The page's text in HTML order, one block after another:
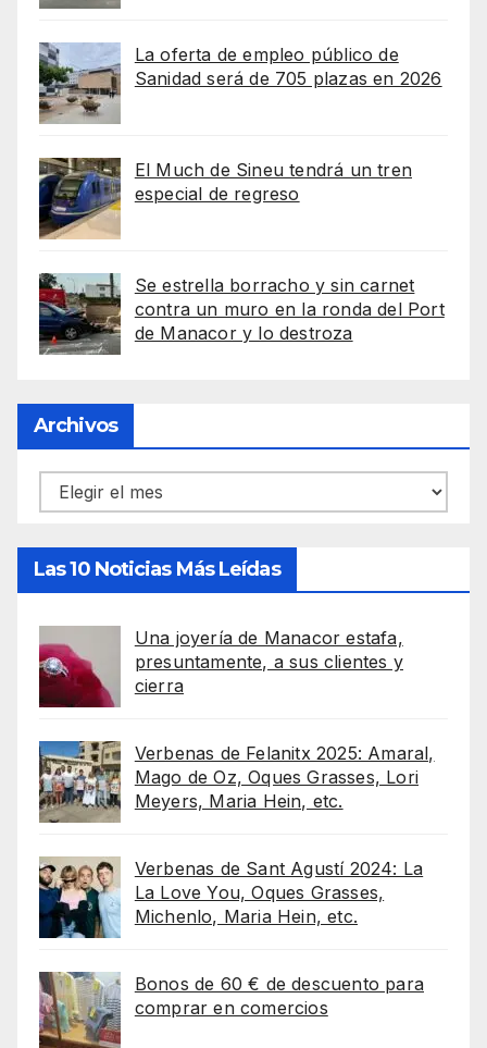
La oferta de empleo público de
Sanidad será de 705 plazas en 2026
El Much de Sineu tendrá un tren
especial de regreso
Se estrella borracho y sin carnet
contra un muro en la ronda del Port
de Manacor y lo destroza
Archivos
Archivos
Las 10 Noticias Más Leídas
Una joyería de Manacor estafa,
presuntamente, a sus clientes y
cierra
Verbenas de Felanitx 2025: Amaral,
Mago de Oz, Oques Grasses, Lori
Meyers, Maria Hein, etc.
Verbenas de Sant Agustí 2024: La
La Love You, Oques Grasses,
Michenlo, Maria Hein, etc.
Bonos de 60 € de descuento para
comprar en comercios